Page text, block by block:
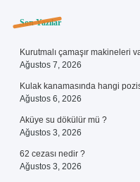
Sidebar
Son Yazılar
Kurutmalı çamaşır makineleri
Ağustos 7, 2026
Kulak kanamasında hangi
Ağustos 6, 2026
Aküye su dökülür mü ?
Ağustos 3, 2026
62 cezası nedir ?
Ağustos 3, 2026